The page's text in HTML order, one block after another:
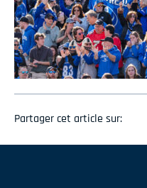
Partager cet article sur: